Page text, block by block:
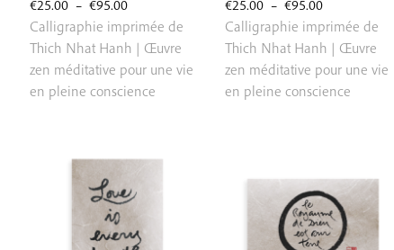
€25.00 – €95.00
de
prix :
€25.00
à
Calligraphie imprimée de
Thich Nhat Hanh | Œuvre
zen méditative pour une vie
en pleine conscience
€25.00 – €95.00
de
prix :
€25.00
à
Calligraphie imprimée de
Thich Nhat Hanh | Œuvre
zen méditative pour une vie
en pleine conscience